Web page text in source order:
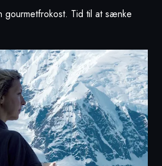
gourmetfrokost. Tid til at sænke